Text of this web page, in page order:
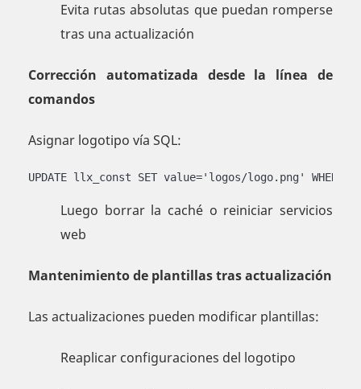
Evita rutas absolutas que puedan romperse
tras una actualización
Corrección automatizada desde la línea de
comandos
Asignar logotipo vía SQL:
UPDATE llx_const SET value='logos/logo.png' WHERE
Luego borrar la caché o reiniciar servicios
web
Mantenimiento de plantillas tras actualización
Las actualizaciones pueden modificar plantillas:
Reaplicar configuraciones del logotipo